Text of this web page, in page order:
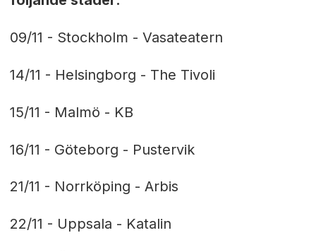
09/11 - Stockholm - Vasateatern
14/11 - Helsingborg - The Tivoli
15/11 - Malmö - KB
16/11 - Göteborg - Pustervik
21/11 - Norrköping - Arbis
22/11 - Uppsala - Katalin